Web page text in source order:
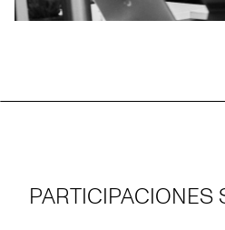
PARTICIPACIONES